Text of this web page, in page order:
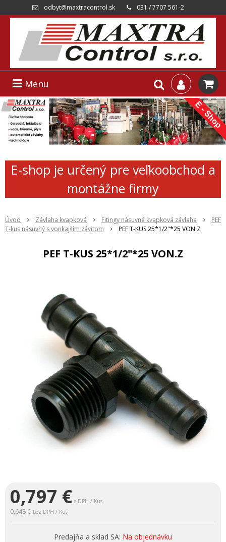
odbyt@maxtracontrol.sk 031 / 7707 561-2
Menu
E-shop je určený pre veľkoobchod a
montážne firmy
Úvod Závlaha kvapková Fitingy násuvné kvapková závlaha
PEF
T-kus násuvný s vonkajším závitom
PEF T-KUS 25*1/2"*25 VON.Z
PEF T-KUS 25*1/2"*25 VON.Z
0,797 € s DPH / Kus
0,648 € bez DPH / Kus
Predajňa a sklad SA: Na objednávku